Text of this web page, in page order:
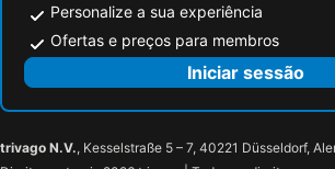
Personalize a sua experiência
Ofertas e preços para membros
Iniciar sessão
trivago N.V., Kesselstraße 5 – 7, 40221 Düsseldorf,